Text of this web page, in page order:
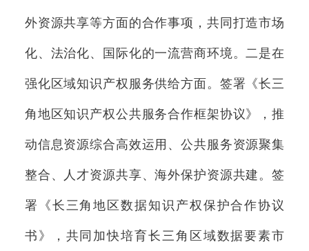
外资源共享等方面的合作事项，共同打造市场
化、法治化、国际化的一流营商环境。二是在
强化区域知识产权服务供给方面。签署《长三
角地区知识产权公共服务合作框架协议》，推
动信息资源综合高效运用、公共服务资源聚集
整合、人才资源共享、海外保护资源共建。签
署《长三角地区数据知识产权保护合作协议
书》，共同加快培育长三角区域数据要素市